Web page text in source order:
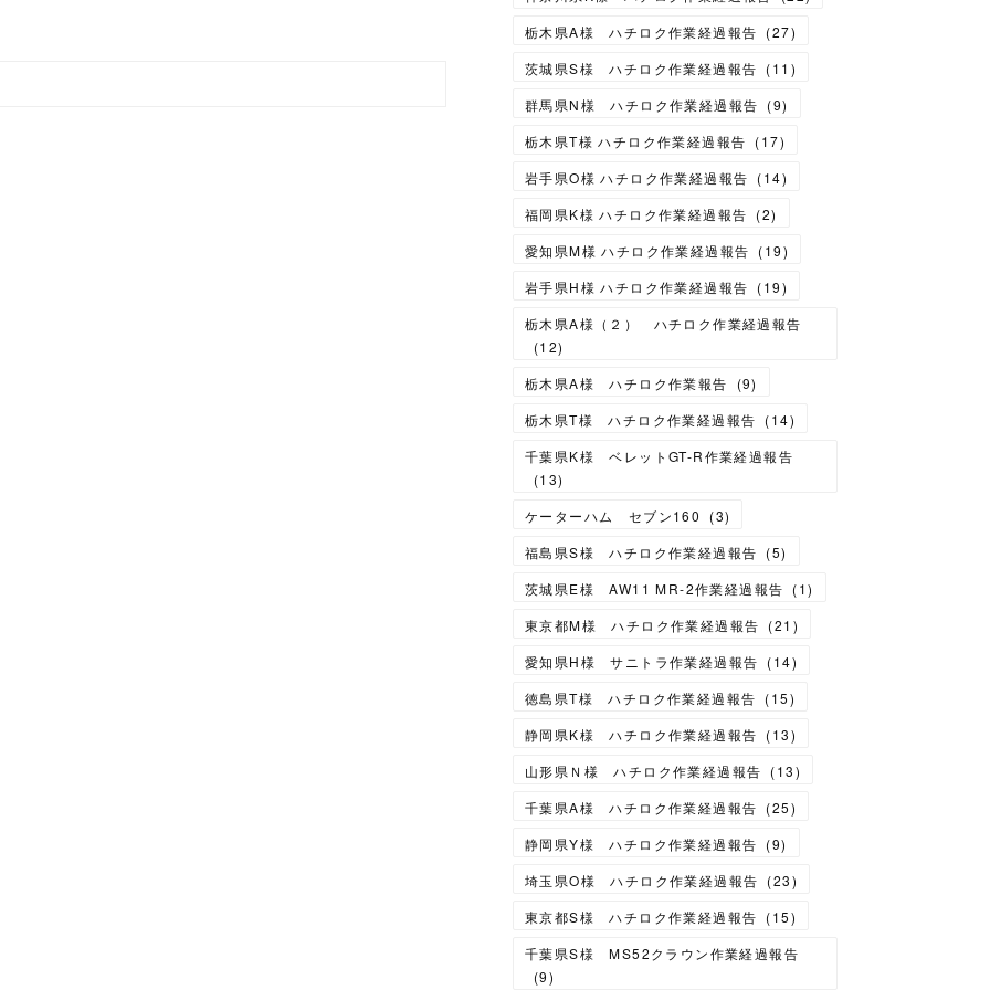
栃木県A様 ハチロク作業経過報告 (27)
茨城県S様 ハチロク作業経過報告 (11 )
群馬県N様 ハチロク作業経過報告 (9)
栃木県T様 ハチロク作業経過報告 (17)
岩手県O様 ハチロク作業経過報告 (14)
福岡県K様 ハチロク作業経過報告 (2)
愛知県M様 ハチロク作業経過報告 (19)
岩手県H様 ハチロク作業経過報告 (19)
栃木県A様（２） ハチロク作業経過報告
(12)
栃木県A様 ハチロク作業報告
(9)
栃木県T様 ハチロク作業経過報告 (14)
千葉県K様 ベレットGT-R作業経過報告
(13)
ケーターハム セブン160
(3)
福島県S様 ハチロク作業経過報告 (5)
茨城県E様 AW11 MR-2作業経過報告 (1)
東京都M様 ハチロク作業経過報告 (21 )
愛知県H様 サニトラ作業経過報告 (14)
徳島県T様 ハチロク作業経過報告 (15)
静岡県K様 ハチロク作業経過報告 (13)
山形県Ｎ様 ハチロク作業経過報告 (13)
千葉県A様 ハチロク作業経過報告 (25)
静岡県Y様 ハチロク作業経過報告 (9)
埼玉県O様 ハチロク作業経過報告 (23)
東京都S様 ハチロク作業経過報告 (15)
千葉県S様 MS52クラウン作業経過報告
(9)